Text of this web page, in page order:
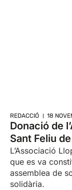
REDACCIÓ 18
Donació de
Sant Feliu
L’Associació
que es va
assemblea de
solidària.